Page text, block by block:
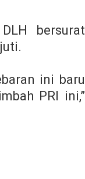
bersurat
ini baru
PRI ini,”